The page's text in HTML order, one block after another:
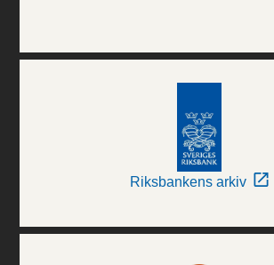
Riksbankens arkiv